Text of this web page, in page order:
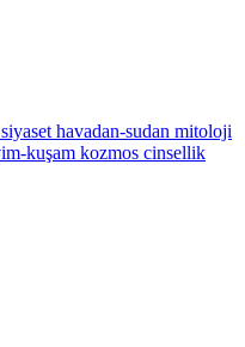
siyaset havadan-sudan mitoloji
kuşam kozmos cinsellik